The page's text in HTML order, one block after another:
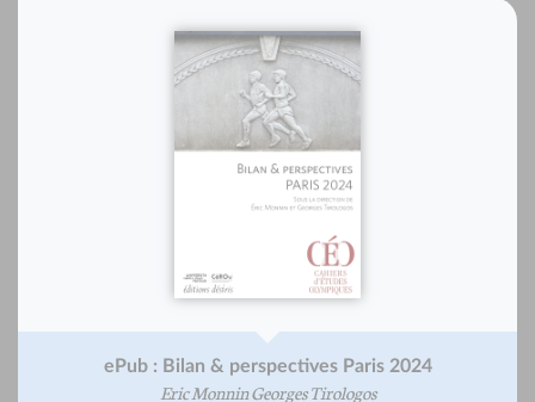
ePub : Bilan & perspectives Paris 2024
Eric Monnin Georges Tirologos